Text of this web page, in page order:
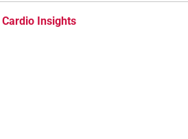
Cardio Insights